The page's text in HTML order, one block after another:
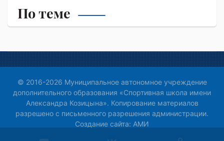
По теме
© 2016-2026 Муниципальное автономное учреждение
дополнительного образования «Спортивная школа имени
Александра Козицына». Копирование материалов
разрешено с письменного разрешения администрации.
Создание сайта: АМИ